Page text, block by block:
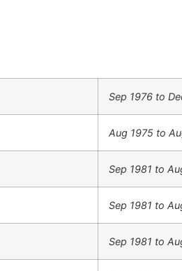
Sep 1976 to
Aug 1975 to
Sep 1981 to
Sep 1981 to
Sep 1981 to